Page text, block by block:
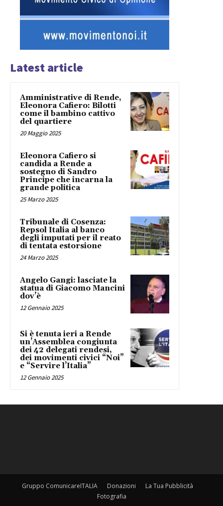
Latest article
Amministrative di Rende,
Eleonora Cafiero: Bilotti
come il bambino cattivo
del quartiere
20 Maggio 2025
Eleonora Cafiero si
candida a Rende a
sostegno di Sandro
Principe che incarna la
grande politica
25 Marzo 2025
Tribunale di Cosenza:
Repsol Italia al banco
degli imputati per il reato
di tentata estorsione
24 Marzo 2025
Angelo Gangi: lasciate la
statua di Giacomo Mancini
dov’è
12 Gennaio 2025
Si è tenuta ieri a Rende
un’Assemblea congiunta
dei 42 delegati rendesi,
dei movimenti civici “Noi”
e “Servire l’Italia”
12 Gennaio 2025
Gruppo ComunicareITALIA Donazioni
La Tua Pubblicità
Fotografia